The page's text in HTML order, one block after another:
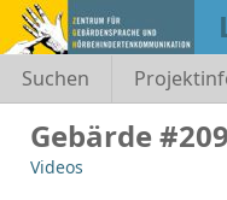
Suchen
Gebärde
Videos